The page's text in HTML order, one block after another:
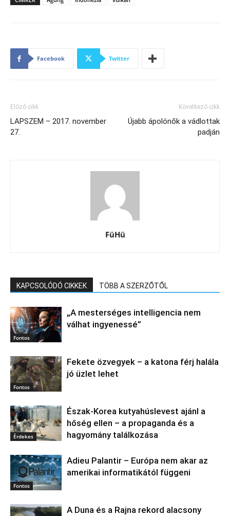
Facebook Twitter
Előző cikk
LAPSZEM – 2017. november
27.
Következő cikk
Újabb ápolónők a vádlottak
padján
FüHü
KAPCSOLÓDÓ CIKKEK TÖBB A SZERZŐTŐL
Fontos
„A mesterséges intelligencia nem
válhat ingyenessé”
Fontos
Fekete özvegyek – a katona férj halála
jó üzlet lehet
Érdekes
Észak‑Korea kutyahúslevest ajánl a
hőség ellen – a propaganda és a
hagyomány találkozása
Fontos
Adieu Palantir – Európa nem akar az
amerikai informatikától függeni
A Duna és a Rajna rekord alacsony